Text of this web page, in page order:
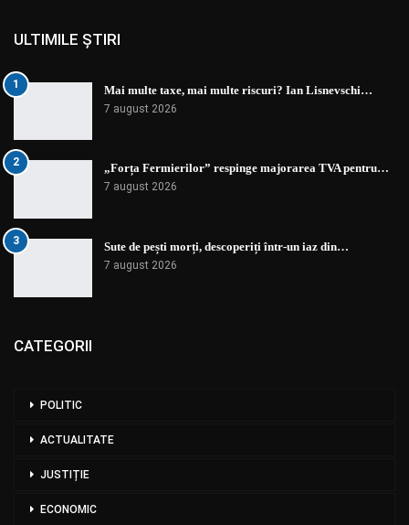
ULTIMILE ȘTIRI
1 Mai multe taxe, mai multe riscuri? Ian Lisnevschi…
7 august 2026
2 „Forța Fermierilor” respinge majorarea TVA pentru…
7 august 2026
3 Sute de pești morți, descoperiți într-un iaz din…
7 august 2026
CATEGORII
POLITIC
ACTUALITATE
JUSTIȚIE
ECONOMIC